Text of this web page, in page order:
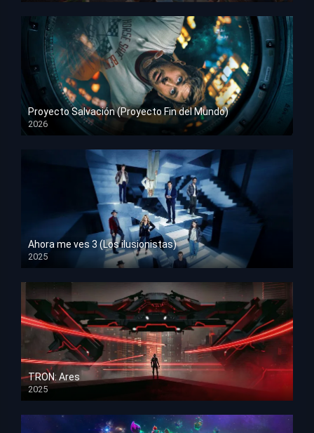
Proyecto Salvación (Proyecto Fin del Mundo)
2026
HD 1080p
Ahora me ves 3 (Los ilusionistas)
2025
HD 1080p
TRON: Ares
2025
HD 1080p